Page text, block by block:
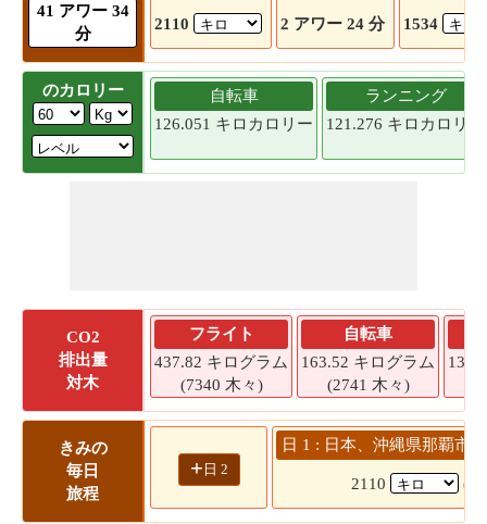
41 アワー 34
分
2110 2 アワー 24 分 1534
のカロリー
自転車
126.051 キロカロリー
ランニング
121.276 キロカロリー
CO2
排出量
対木
フライト
437.82 キログラム
(7340 木々)
自転車
163.52 キログラム
(2741 木々)
きみの
毎日
旅程
+ 日 2
日 1 : 日本、沖縄県那覇市
2110